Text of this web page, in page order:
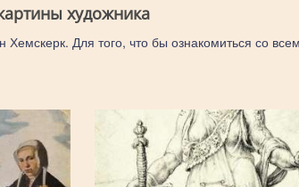
художника
Хемскерк. Для того, что бы ознакомиться со